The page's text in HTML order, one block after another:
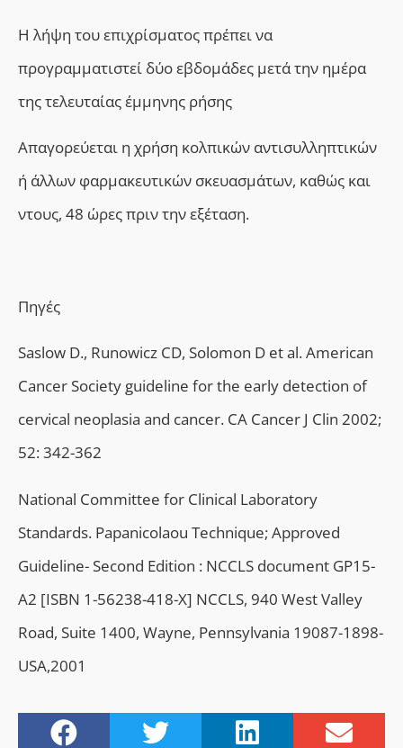
Η λήψη του επιχρίσματος πρέπει να
προγραμματιστεί δύο εβδομάδες μετά την ημέρα
της τελευταίας έμμηνης ρήσης
Απαγορεύεται η χρήση κολπικών αντισυλληπτικών
ή άλλων φαρμακευτικών σκευασμάτων, καθώς και
ντους, 48 ώρες πριν την εξέταση.
Πηγές
Saslow D., Runowicz CD, Solomon D et al. American
Cancer Society guideline for the early detection of
cervical neoplasia and cancer. CA Cancer J Clin 2002;
52: 342-362
National Committee for Clinical Laboratory
Standards. Papanicolaou Technique; Approved
Guideline- Second Edition : NCCLS document GP15-
A2 [ISBN 1-56238-418-X] NCCLS, 940 West Valley
Road, Suite 1400, Wayne, Pennsylvania 19087-1898-
USA,2001